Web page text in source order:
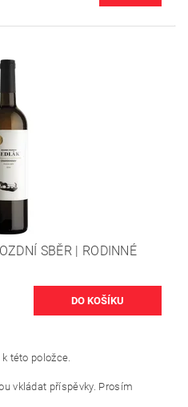
SBĚR | RODINNÉ
této položce.
vkládat příspěvky. Prosím